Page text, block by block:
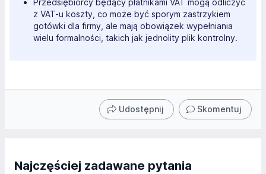
z VAT-u koszty, co może być sporym zastrzykiem
gotówki dla firmy, ale mają obowiązek wypełniania
wielu formalności, takich jak jednolity plik kontrolny.
Udostępnij Skomentuj
Najczęściej zadawane pytania